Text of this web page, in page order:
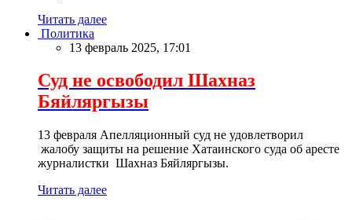
Читать далее
Политика
13 февраль 2025, 17:01
Суд не освободил Шахназ
Бяйляргызы
13 февраля Апелляционный суд не удовлетворил
жалобу защиты на решение Хатаинского суда об аресте
журналистки Шахназ Бяйляргызы.
Читать далее